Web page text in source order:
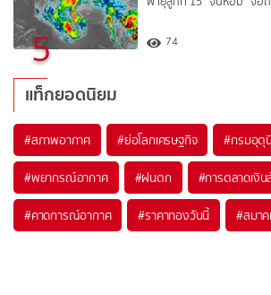
5 74
แท็กยอดนิยม
#สภาพอากาศ #ย่อโลกเศรษฐกิจ #กรมอุตุ
#พยากรณ์อากาศ #ฝนตก #การตลาดเงิน
#คาดการณ์อากาศ #ราคาทองวันนี้ #สมา